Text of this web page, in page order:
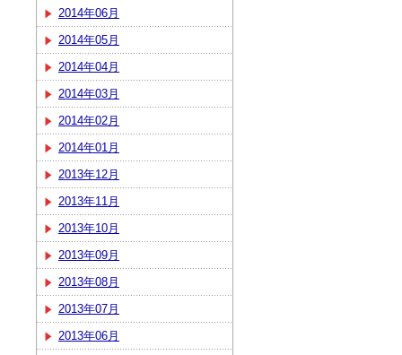
2014年06月
2014年05月
2014年04月
2014年03月
2014年02月
2014年01月
2013年12月
2013年11月
2013年10月
2013年09月
2013年08月
2013年07月
2013年06月